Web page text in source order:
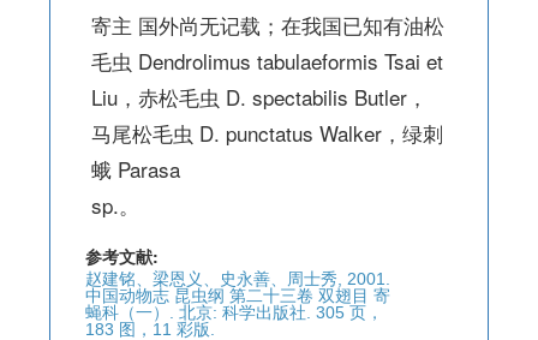
寄主 国外尚无记载；在我国已知有油松
毛虫 Dendrolimus tabulaeformis Tsai et
Liu，赤松毛虫 D. spectabilis Butler，
马尾松毛虫 D. punctatus Walker，绿刺
蛾 Parasa
sp.。
参考文献:
赵建铭、梁恩义、史永善、周士秀, 2001.
中国动物志 昆虫纲 第二十三卷 双翅目 寄
蝇科（一）. 北京: 科学出版社. 305 页，
183 图，11 彩版.